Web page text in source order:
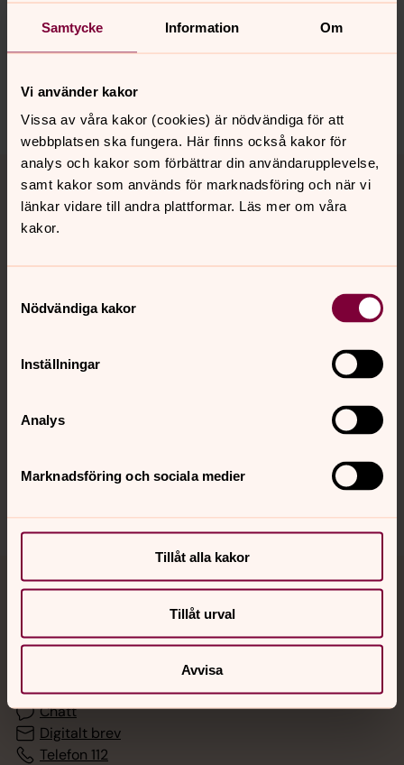
Samtycke Information Om
Vi använder kakor
Vissa av våra kakor (cookies) är nödvändiga för att
webbplatsen ska fungera. Här finns också kakor för
analys och kakor som förbättrar din användarupplevelse,
samt kakor som används för marknadsföring och när vi
länkar vidare till andra plattformar. Läs mer om våra
kakor.
Nödvändiga kakor
Inställningar
Analys
Marknadsföring och sociala medier
Tillåt alla kakor
Tillåt urval
Avvisa
Synpunkter eller frågor på sidans
Tillbaka till toppen
Tillbaka till innehållet
Kalender
Jourhavande präst
Akut samtals- och krisstöd. Prata eller chatta anonymt
Chatt
Digitalt brev
Telefon 112